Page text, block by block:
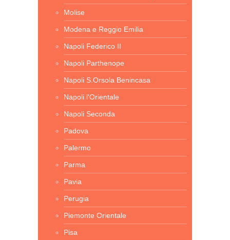
Molise
Modena e Reggio Emilia
Napoli Federico II
Napoli Parthenope
Napoli S.Orsola Benincasa
Napoli l'Orientale
Napoli Seconda
Padova
Palermo
Parma
Pavia
Perugia
Piemonte Orientale
Pisa